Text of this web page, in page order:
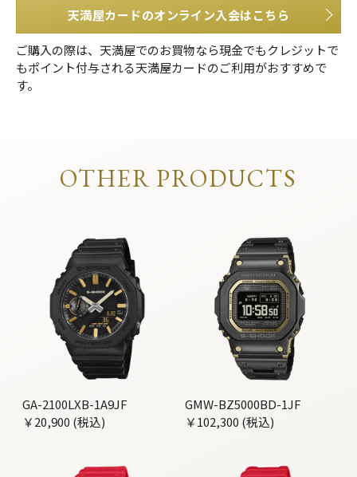
天満屋カードのオンライン入会はこちら
ご購入の際は、天満屋でのお買物なら現金でもクレジットで
もポイント付与される天満屋カードのご利用がおすすめで
す。
OTHER PRODUCTS
GA-2100LXB-1A9JF
￥20,900 (税込)
GMW-BZ5000BD-1JF
￥102,300 (税込)